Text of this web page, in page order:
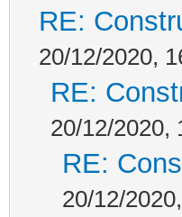
RE:
20/12/2020,
RE:
20/12/2020,
RE:
20/12/